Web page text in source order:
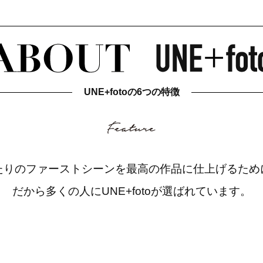
UNE+fotoの6つの特徴
りのファーストシーンを最高の作品に仕上げるため
だから多くの人にUNE+fotoが選ばれています。